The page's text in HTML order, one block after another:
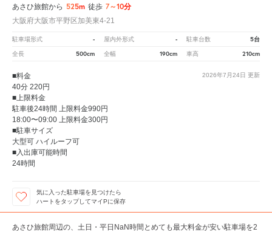
あさひ旅館から 525m 徒歩 7～10分
大阪府大阪市平野区加美東4-21
駐車場形式 - 屋内外形式 - 駐車台数 5台
全長 500cm 全幅 190cm 車高 210cm
2026年7月24日 更新
■料金
40分 220円
■上限料金
駐車後24時間 上限料金990円
18:00〜09:00 上限料金300円
■駐車サイズ
大型可 ハイルーフ可
■入出庫可能時間
24時間
気に入った駐車場を見つけたら
ハートをタップしてマイPに保存
あさひ旅館周辺の、土日・平日NaN時間とめても最大料金が安い駐車場を2